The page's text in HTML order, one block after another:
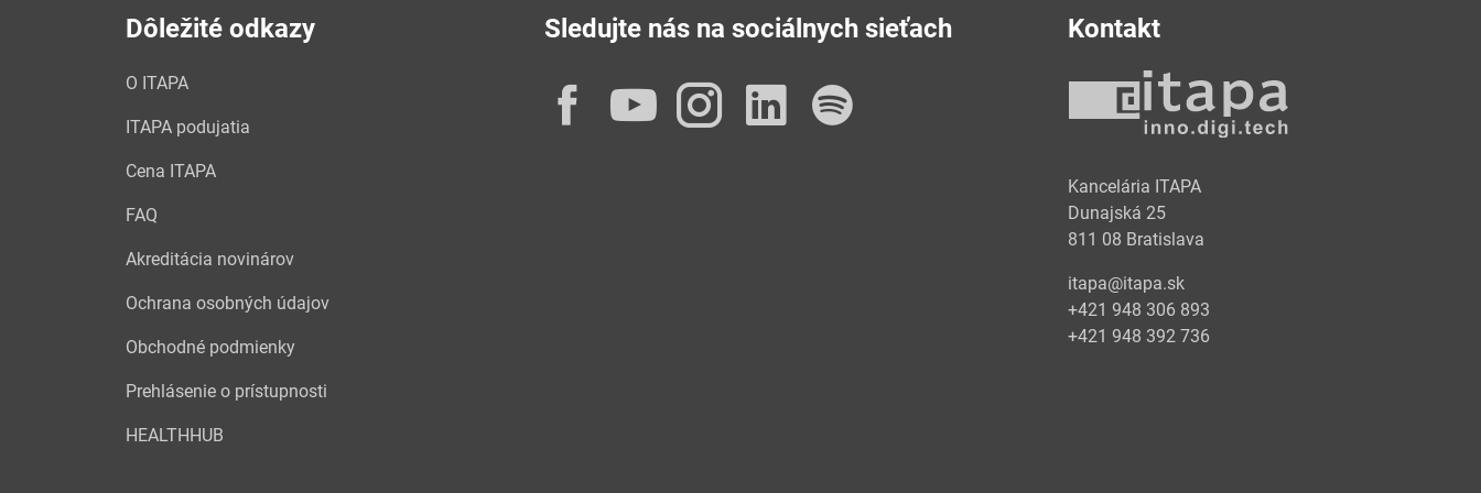
Dôležité odkazy
O ITAPA
ITAPA podujatia
Cena ITAPA
FAQ
Akreditácia novinárov
Ochrana osobných údajov
Obchodné podmienky
Prehlásenie o prístupnosti
HEALTHHUB
Sledujte nás na sociálnych sieťach
Facebook
YouTube
Instagram
LinkedIn
Kontakt
Kancelária ITAPA
Dunajská 25
811 08 Bratislava
itapa@itapa.sk
+421 948 306 893
+421 948 392 736